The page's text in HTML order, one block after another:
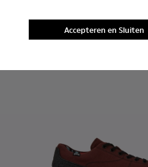
Accepteren en Sluiten